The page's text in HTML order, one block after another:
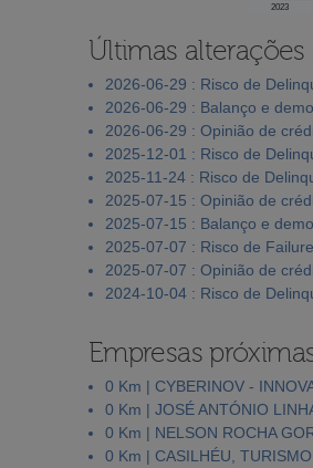
2023
Últimas alterações
2026-06-29 : Risco de
2026-06-29 : Balanço e
2026-06-29 : Opinião de
2025-12-01 : Risco de
2025-11-24 : Risco de
2025-07-15 : Opinião de
2025-07-15 : Balanço e
2025-07-07 : Risco de Failure
2025-07-07 : Opinião de
2024-10-04 : Risco de
Empresas
0 Km | CYBERINOV -
0 Km | JOSÉ ANTÓNIO
0 Km | NELSON ROCHA
0 Km | CASILHÉU,